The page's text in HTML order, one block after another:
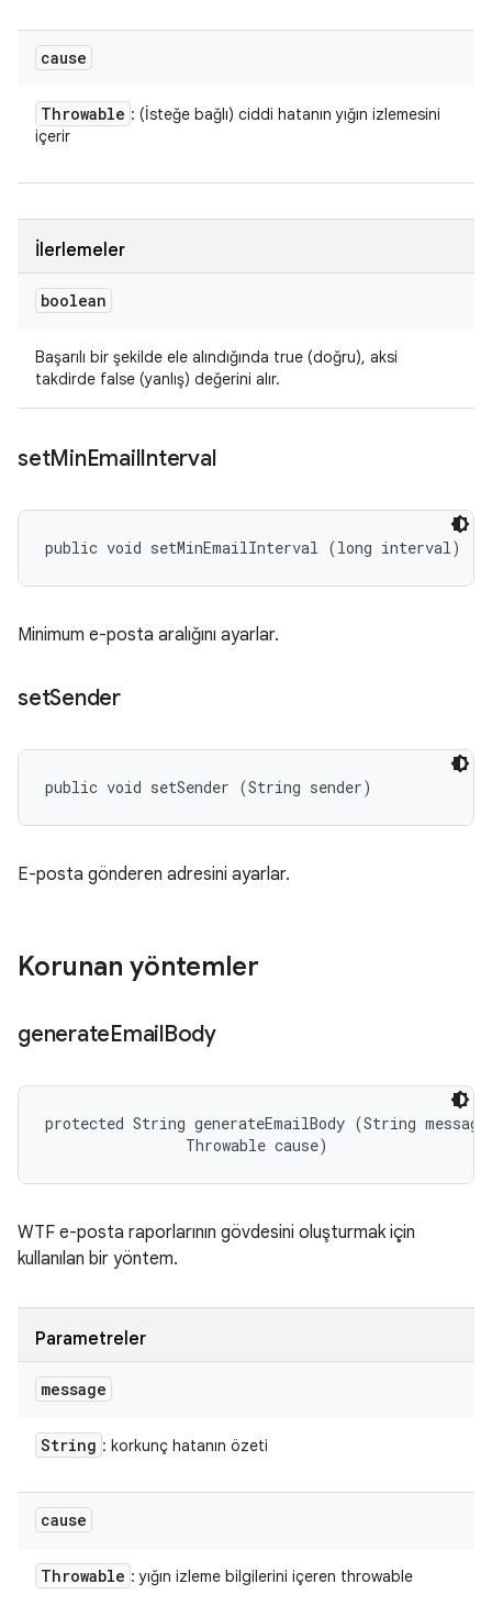
cause
Throwable : (İsteğe bağlı) ciddi hatanın yığın izlemesini
içerir
İlerlemeler
boolean
Başarılı bir şekilde ele alındığında true (doğru), aksi
takdirde false (yanlış) değerini alır.
setMinEmailInterval
public void setMinEmailInterval (long interval)
Minimum e-posta aralığını ayarlar.
setSender
public void setSender (String sender)
E-posta gönderen adresini ayarlar.
Korunan yöntemler
generateEmailBody
protected String generateEmailBody (String
                Throwable cause)
WTF e-posta raporlarının gövdesini oluşturmak için
kullanılan bir yöntem.
Parametreler
message
String : korkunç hatanın özeti
cause
Throwable : yığın izleme bilgilerini içeren throwable